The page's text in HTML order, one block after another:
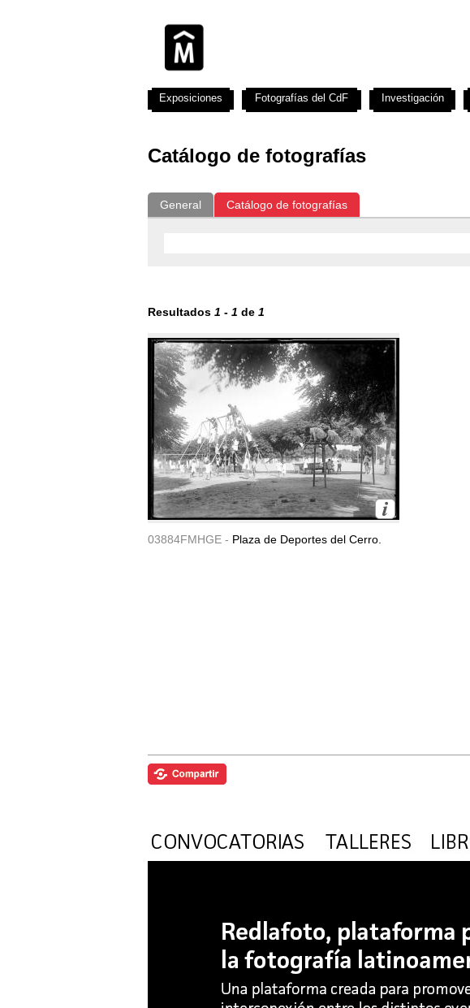
Catálogo de fotografías
General Catálogo de fotografías
Resultados 1 - 1 de 1
03884FMHGE - Plaza de Deportes del Cerro.
Exposiciones Fotografías del CdF Investigación